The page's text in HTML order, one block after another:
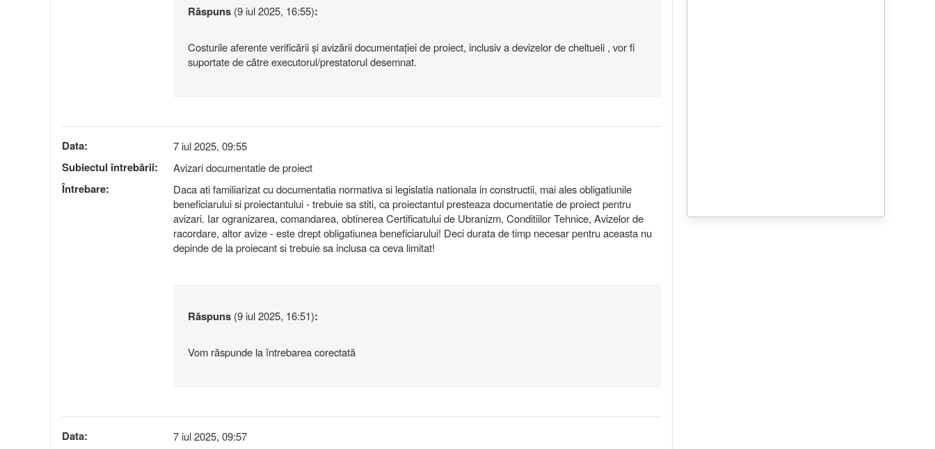
Răspuns (9 iul 2025, 16:55):
Costurile aferente verificării și avizării documentației de proiect, inclusiv a devizelor de cheltueli , vor fi
suportate de către executorul/prestatorul desemnat.
Data: 7 iul 2025, 09:55
Subiectul întrebării: Avizari documentatie de proiect
Întrebare:
Daca ati familiarizat cu documentatia normativa si legislatia nationala in constructii, mai ales obligatiunile
beneficiarului si proiectantului - trebuie sa stiti, ca proiectantul presteaza documentatie de proiect pentru
avizari. Iar ogranizarea, comandarea, obtinerea Certificatului de Ubranizm, Conditiilor Tehnice, Avizelor de
racordare, altor avize - este drept obligatiunea beneficiarului! Deci durata de timp necesar pentru aceasta nu
depinde de la proiecant si trebuie sa inclusa ca ceva limitat!
Răspuns (9 iul 2025, 16:51):
Vom răspunde la întrebarea corectată
Data: 7 iul 2025, 09:57